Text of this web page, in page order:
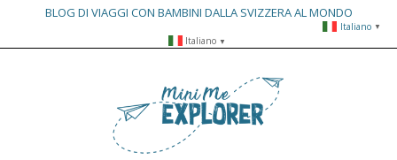
BLOG DI VIAGGI CON BAMBINI DALLA SVIZZERA AL MONDO
Italiano ▼
Italiano ▼